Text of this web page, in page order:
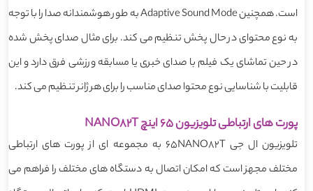
است. همچنین Adaptive Sound Mode به طور هوشمندانه صدا را با توجه
به نوع محتوای در حال پخش تنظیم می کند. برای مثال صدای پخش شده
در حین تماشای یک فیلم با صدای خبری یا مسابقه ورزشی فرق دارد و این
قابلیت با شناسایی نوع محتوا صدای مناسب را برای هر ژانر تنظیم می کند.
پورت های ارتباطی تلویزیون 65 اینچ NANO82T
تلویزیون ال جی 65NANO82T به مجموعه ای از پورت های ارتباطی
مختلف مجهز است که امکان اتصال به دستگاه های مختلف را فراهم می